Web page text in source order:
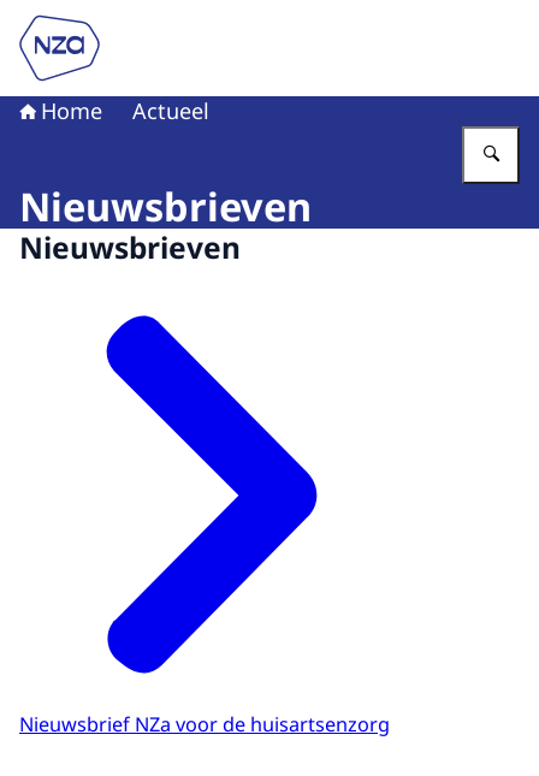
Naar de homepage van Nederlandse Zorgautoriteit
Home Actueel
Nieuwsbrieven
Nieuwsbrieven
Nieuwsbrief NZa voor de huisartsenzorg